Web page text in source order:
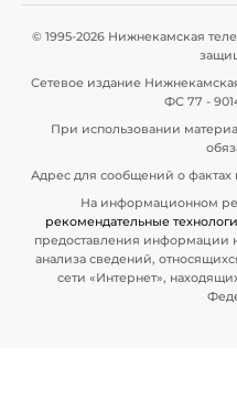
© 1995-2026 Нижнекамская
Сетевое издание
ФС 77 -
При использовании
Адрес для сообщений о
На информационном
рекомендательные
предоставления информации
анализа сведений,
сети «Интернет»,